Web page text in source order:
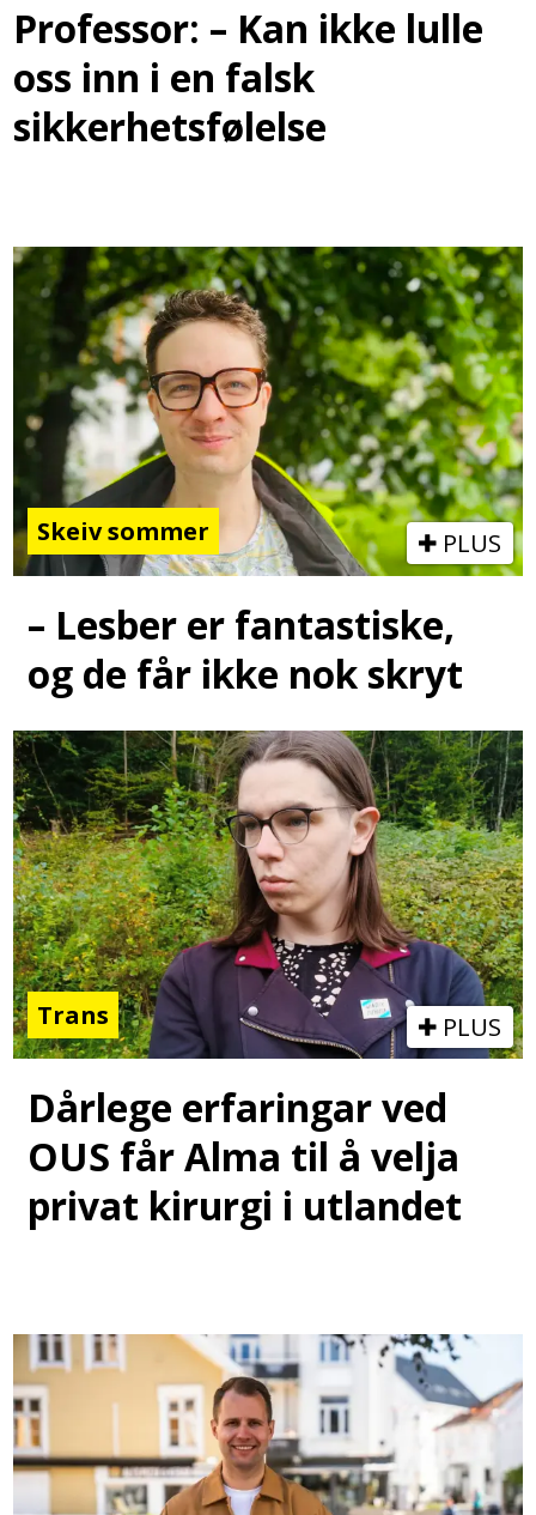
Professor: – Kan ikke lulle
oss inn i en falsk
sikkerhetsfølelse
Skeiv sommer PLUS
– Lesber er fantastiske,
og de får ikke nok skryt
Trans PLUS
Dårlege erfaringar ved
OUS får Alma til å velja
privat kirurgi i utlandet